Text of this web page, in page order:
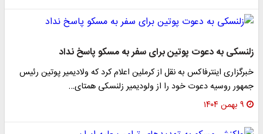
زلنسکی به دعوت پوتین برای سفر به مسکو پاسخ نداد
خبرگزاری اینترفاکس به نقل از کرملین اعلام کرد که ولادیمیر پوتین رئیس
جمهور روسیه دعوت خود را از ولودیمیر زلنسکی همتای…
۹ بهمن ۱۴۰۴